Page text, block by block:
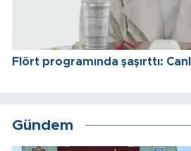
Flört programında şaşırttı:
Gündem